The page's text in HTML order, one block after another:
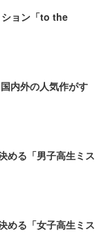
ョン「to the
内外の人気作がす
める「男子高生ミス
める「女子高生ミス